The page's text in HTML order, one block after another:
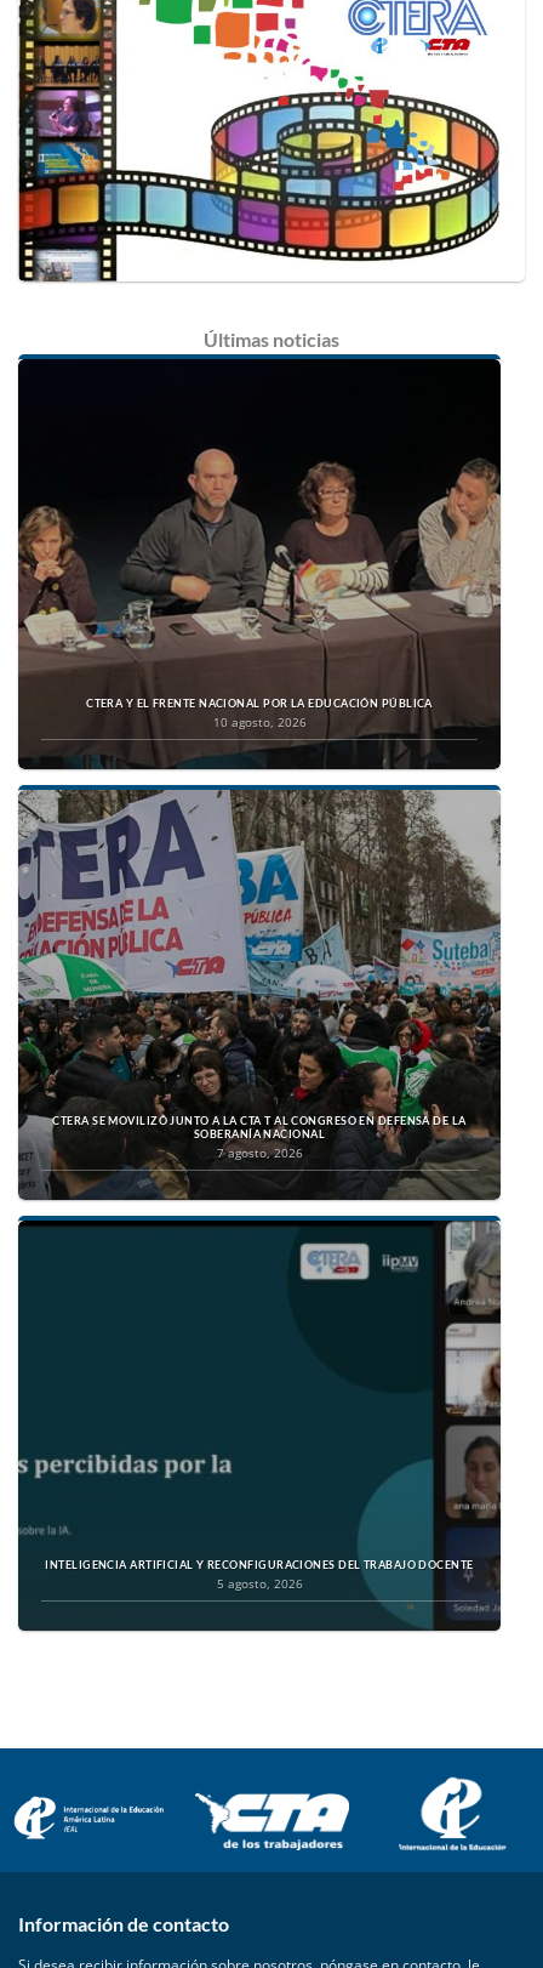
Últimas noticias
CTERA Y EL FRENTE NACIONAL POR LA EDUCACIÓN PÚBLICA
10 agosto, 2026
CTERA SE MOVILIZÓ JUNTO A LA CTA T AL CONGRESO EN DEFENSA DE LA
SOBERANÍA NACIONAL
7 agosto, 2026
INTELIGENCIA ARTIFICIAL Y RECONFIGURACIONES DEL TRABAJO DOCENTE
5 agosto, 2026
Información de contacto